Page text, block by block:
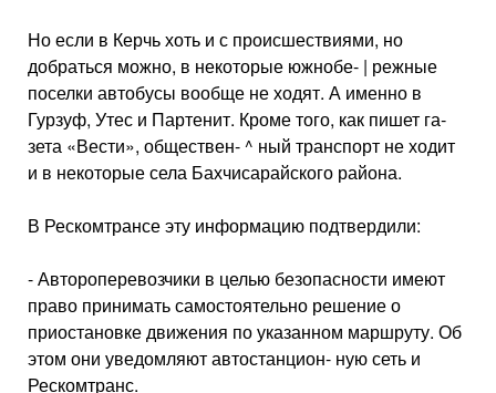
Но если в Керчь хоть и с происшествиями, но
добраться можно, в некоторые южнобе- | режные
поселки авто­бусы вообще не ходят. А именно в
Гурзуф, Утес и Партенит. Кро­ме того, как пишет га­
зета «Вести», обществен- ^ ный транспорт не ходит
и в некоторые села Бахчисарай­ского района.
В Рескомтрансе эту ин­формацию подтвердили:
- Автороперевозчики в целью безопасности имеют
право принимать самостоя­тельно решение о
приоста­новке движения по указан­ном маршруту. Об
этом они уведомляют автостанцион- ную сеть и
Рескомтранс.